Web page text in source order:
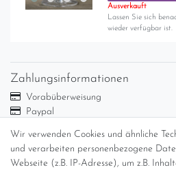
Ausverkauft
Lassen Sie sich
wieder verfügbar ist.
Wir verwenden Cookies und ähnliche
und verarbeiten personenbezogene
Webseite (z.B. IP-Adresse), um z.B.
Zahlungsinformationen
Vorabüberweisung
Paypal
Versandinformationen